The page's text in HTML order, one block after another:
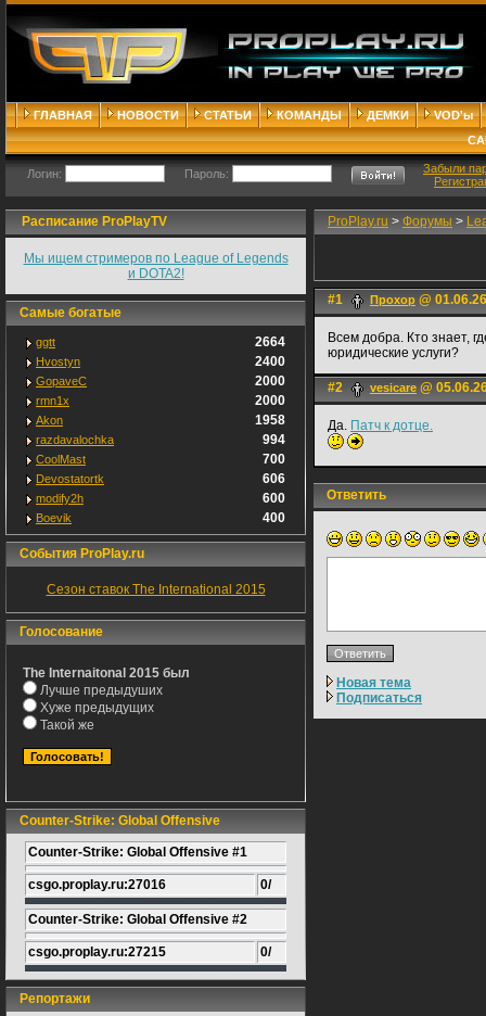
ГЛАВНАЯ НОВОСТИ СТАТЬИ КОМАНДЫ ДЕМКИ
VOD'ы
Логин: Пароль:
Забыли
Расписание ProPlayTV
Мы ищем стримеров по League of Legends
и DOTA2!
Самые богатые
ggtt 2664
Hvostyn 2400
GopaveC 2000
rmn1x 2000
Akon 1958
razdavalochka 994
CoolMast 700
Devostatortk 606
modify2h 600
Boevik 400
События ProPlay.ru
Сезон ставок The International 2015
Голосование
The Internaitonal 2015 был
Лучше предыдуших
Хуже предыдущих
Такой же
Counter-Strike: Global Offensive
Counter-Strike: Global Offensive #1
csgo.proplay.ru:27016 0/
Counter-Strike: Global Offensive #2
csgo.proplay.ru:27215 0/
Репортажи
ProPlay.ru > Форумы >
#1 Прохор @
Всем добра. Кто знает,
юридические услуги?
#2 vesicare @
Да. Патч к дотце.
Ответить
Новая тема
Подписаться